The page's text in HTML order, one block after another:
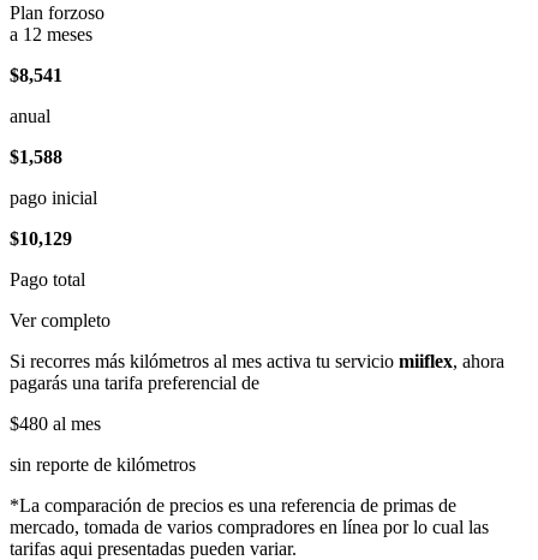
Plan forzoso
a 12 meses
$8,541
anual
$1,588
pago inicial
$10,129
Pago total
Ver completo
Si recorres más kilómetros al mes activa tu servicio miiflex, ahora
pagarás una tarifa preferencial de
$480 al mes
sin reporte de kilómetros
*La comparación de precios es una referencia de primas de
mercado, tomada de varios compradores en línea por lo cual las
tarifas aqui presentadas pueden variar.